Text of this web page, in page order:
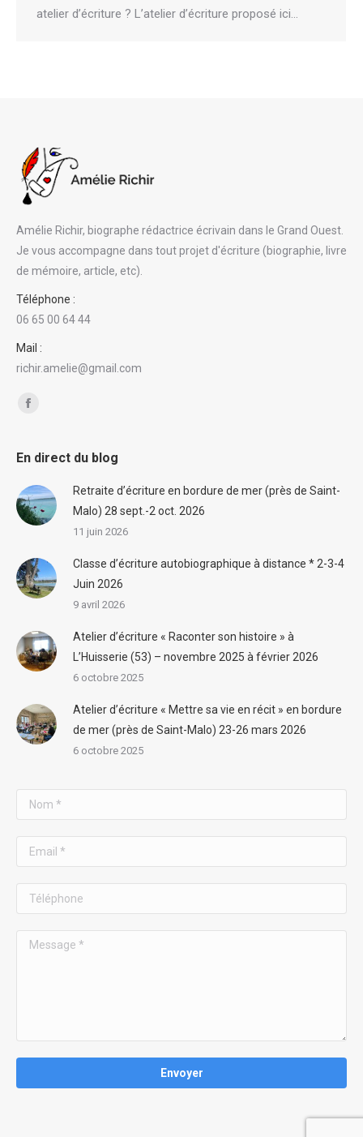
atelier d’écriture ? L’atelier d’écriture proposé ici…
Amélie Richir, biographe rédactrice écrivain dans le Grand Ouest.
Je vous accompagne dans tout projet d'écriture (biographie, livre
de mémoire, article, etc).
Téléphone :
06 65 00 64 44
Mail :
richir.amelie@gmail.com
Trouvez nous sur :
En direct du blog
Retraite d’écriture en bordure de mer (près de Saint-
Malo) 28 sept.-2 oct. 2026
11 juin 2026
Classe d’écriture autobiographique à distance * 2-3-4
Juin 2026
9 avril 2026
Atelier d’écriture « Raconter son histoire » à
L’Huisserie (53) – novembre 2025 à février 2026
6 octobre 2025
Atelier d’écriture « Mettre sa vie en récit » en bordure
de mer (près de Saint-Malo) 23-26 mars 2026
6 octobre 2025